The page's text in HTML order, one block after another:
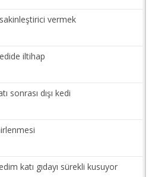
vermek
iltihap
sonrası dışı kedi
katı gıdayı sürekli kusuyor